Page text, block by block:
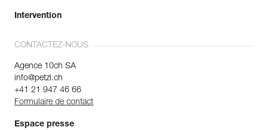
Intervention
CONTACTEZ-NOUS
Agence 10ch SA
info@petzl.ch
+41 21 947 46 66
Formulaire de contact
Espace presse